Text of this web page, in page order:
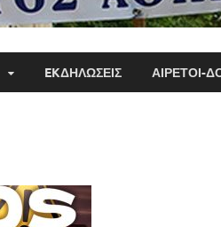
EKΔΗΛΩΣΕΙΣ ΑΙΡΕΤΟΙ-